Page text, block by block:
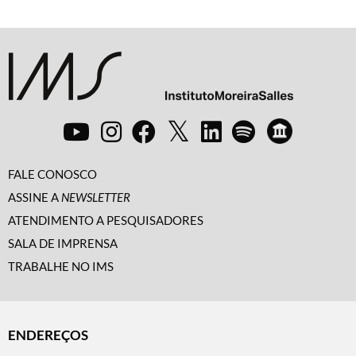
FALE CONOSCO
ASSINE A NEWSLETTER
ATENDIMENTO A PESQUISADORES
SALA DE IMPRENSA
TRABALHE NO IMS
ENDEREÇOS